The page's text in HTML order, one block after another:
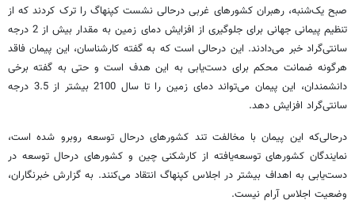
صبح یک‌شنبه، رهبران کشورهای غربی درحالی نشست کپنهاگ را ترک کردند که از
تنظیم پیمانی جهانی برای جلوگیری از افزایش دمای زمین به مقدار بیش از 2 درجه
سانتی‌گراد خبر می‌دادند. این درحالی است که به گفته کارشناسان، این پیمان فاقد
هرگونه ضمانت محکم برای دست‌یابی به این هدف است و حتی به گفته برخی
دانشمندان، این پیمان می‌تواند دمای زمین را تا سال 2100 بیشتر از 3.5 درجه
سانتی‌گراد افزایش دهد.
درحالی‌که این پیمان با مخالفت تند کشورهای درحال توسعه روبرو شده است،
نمایندگان کشورهای توسعه‌یافته از کارشکنی چین و کشورهای درحال توسعه در
دست‌یابی به اهداف بیشتر در اجلاس کپنهاگ انتقاد می‌کنند. به گزارش خبرنگاران،
وضعیت اجلاس آرام نیست.